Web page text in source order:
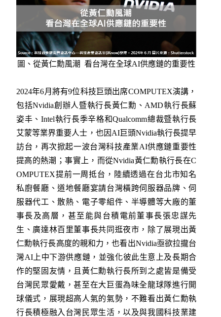
圖、從黃仁勳風潮 看台灣在全球AI供應鏈的重要性
2024年6月將有9位科技巨頭出席COMPUTEX演講，
包括Nvidia創辦人暨執行長黃仁勳、AMD執行長蘇
姿丰、Intel執行長季辛格和Qualcomm總裁暨執行長
艾蒙等業界重要人士，也因AI巨頭Nvidia執行長提早
訪台，再次掀起一波台灣科技產業AI供應鏈重要性
提高的熱潮；事實上，而從Nvidia黃仁勳執行長在C
OMPUTEX提前一周抵台，陸續透過在台北市知名
私廚餐廳、道地餐廳宴請台灣橫跨伺服器品牌、伺
服器代工、散熱、電子零組件、半導體等大廠的董
事長及高層，甚至能與台積電前董事長張忠謀先
生、廣達林百里董事長共同逛夜市，除了展現出黃
仁勳執行長高度的親和力，也看出Nvidia亟欲拉攏台
灣AI上中下游供應鏈，並強化彼此生意上及長期合
作的堅固友情，且黃仁勳執行長所到之處皆是備受
台灣民眾愛戴，甚至在大巨蛋為味全龍球隊進行開
球儀式，展現超高人氣的氣勢，不難看出黃仁勳執
行長積極融入台灣民眾生活，以及與我國科技業建